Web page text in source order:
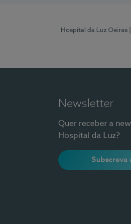
Hospital da Luz Oeiras
Newsletter
Quer receber a
Hospital da Luz?
Subscreva